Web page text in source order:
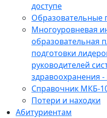
доступе
Образовательные
Многоуровневая
образовательная
подготовки
руководителей
здравоохранения
Справочник МКБ-
Потери и находки
Абитуриентам